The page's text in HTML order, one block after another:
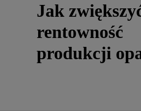
Jak
rentowność
produkcji